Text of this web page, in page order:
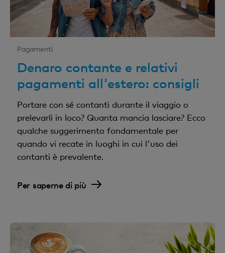
Pagamenti
Denaro contante e relativi
pagamenti all'estero: consigli
Portare con sé contanti durante il viaggio o
prelevarli in loco? Quanta mancia lasciare? Ecco
qualche suggerimento fondamentale per
quando vi recate in luoghi in cui l'uso dei
contanti è prevalente.
Per saperne di più